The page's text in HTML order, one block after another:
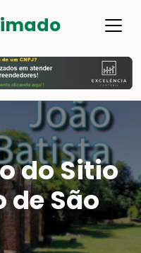
do Sitio
de São